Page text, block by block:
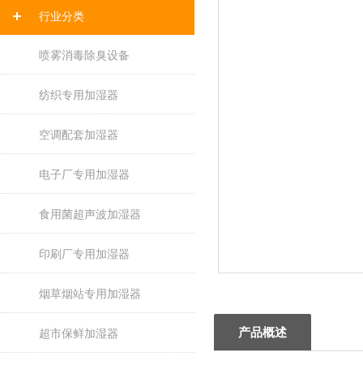
行业分类
喷雾消毒除臭设备
纺织专用加湿器
空调配套加湿器
电子厂专用加湿器
食用菌超声波加湿器
印刷厂专用加湿器
烟草烟站专用加湿器
超市保鲜加湿器 产品概述